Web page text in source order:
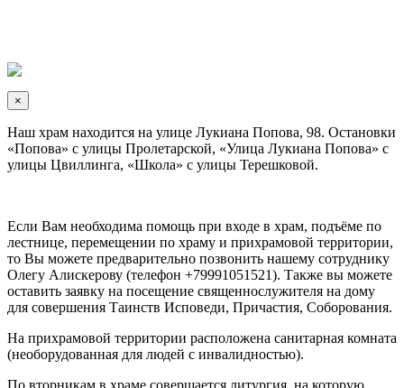
×
Наш храм находится на улице Лукиана Попова, 98. Остановки
«Попова» с улицы Пролетарской, «Улица Лукиана Попова» с
улицы Цвиллинга, «Школа» с улицы Терешковой.
Если Вам необходима помощь при входе в храм, подъёме по
лестнице, перемещении по храму и прихрамовой территории,
то Вы можете предварительно позвонить нашему сотруднику
Олегу Алискерову (телефон +79991051521). Также вы можете
оставить заявку на посещение священнослужителя на дому
для совершения Таинств Исповеди, Причастия, Соборования.
На прихрамовой территории расположена санитарная комната
(необорудованная для людей с инвалидностью).
По вторникам в храме совершается литургия, на которую